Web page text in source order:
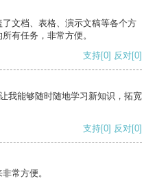
文档、表格、演示文稿等各个方
有任务，非常方便。
支持[0] 反对[0]
我能够随时随地学习新知识，拓宽
支持[0] 反对[0]
常方便。